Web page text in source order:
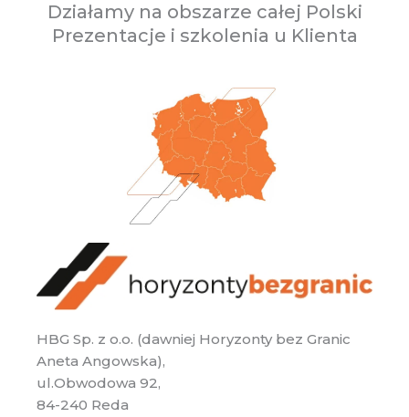
Działamy na obszarze całej Polski
Prezentacje i szkolenia u Klienta
HBG Sp. z o.o. (dawniej Horyzonty bez Granic
Aneta Angowska),
ul.Obwodowa 92,
84-240 Reda